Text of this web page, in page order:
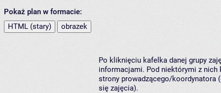
Pokaż plan w formacie:
HTML (stary)
obrazek
Po kliknięciu kafelka danej grupy
informacjami. Pod niektórymi z nich
strony prowadzącego/koordynatora
się zajęcia).